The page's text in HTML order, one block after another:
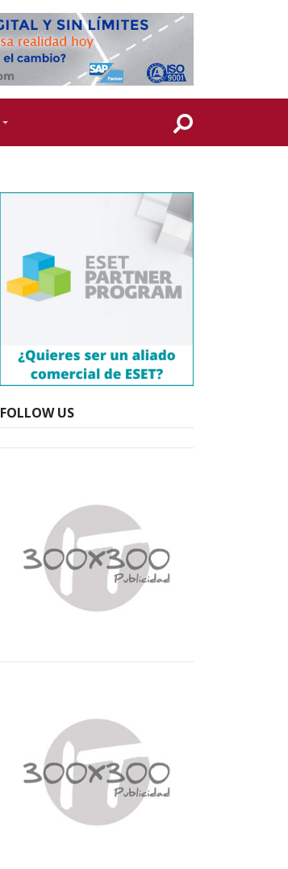
FOLLOW US